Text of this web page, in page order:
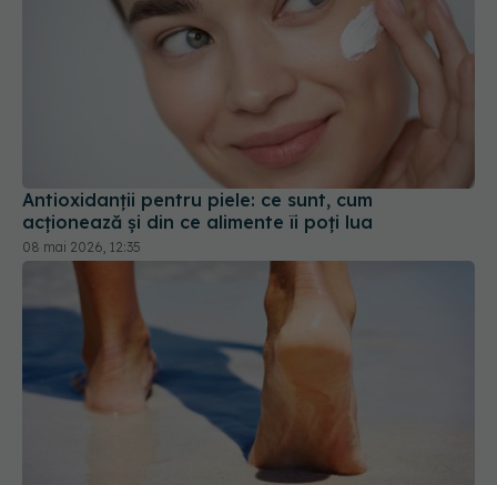
Antioxidanții pentru piele: ce sunt, cum
acționează și din ce alimente îi poți lua
08 mai 2026, 12:35